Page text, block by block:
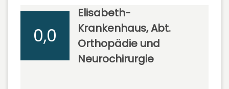
0,0
Elisabeth-
Krankenhaus, Abt.
Orthopädie und
Neurochirurgie